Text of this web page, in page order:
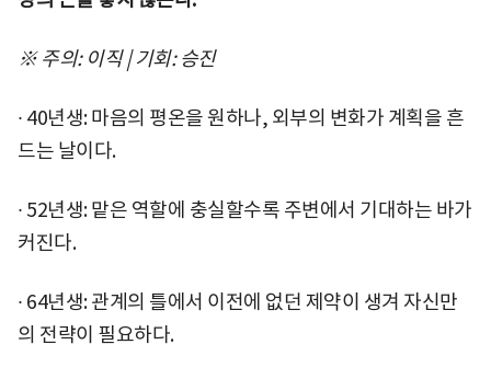
※ 주의: 이직 | 기회: 승진
∙ 40년생: 마음의 평온을 원하나, 외부의 변화가 계획을 흔
드는 날이다.
∙ 52년생: 맡은 역할에 충실할수록 주변에서 기대하는 바가
커진다.
∙ 64년생: 관계의 틀에서 이전에 없던 제약이 생겨 자신만
의 전략이 필요하다.